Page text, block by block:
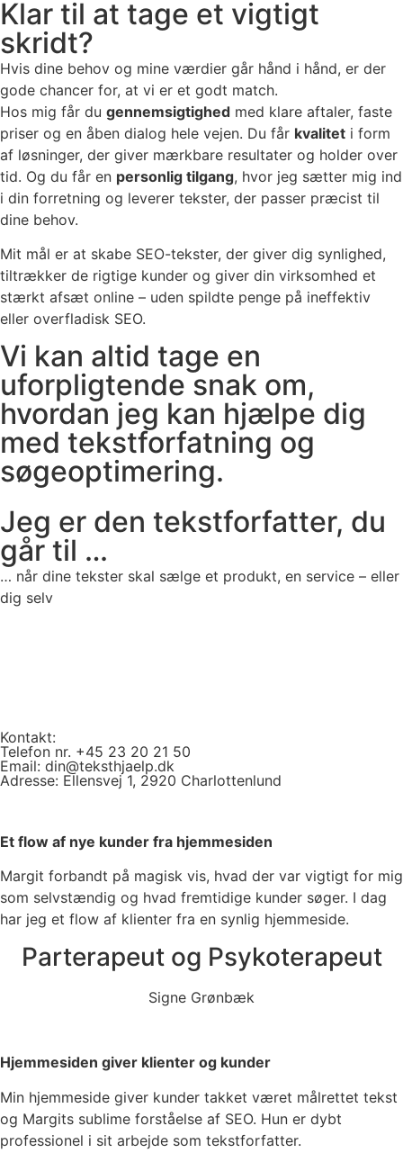
Klar til at tage et vigtigt
skridt?
Hvis dine behov og mine værdier går hånd i hånd, er der
gode chancer for, at vi er et godt match.
Hos mig får du gennemsigtighed med klare aftaler, faste
priser og en åben dialog hele vejen. Du får kvalitet i form
af løsninger, der giver mærkbare resultater og holder over
tid. Og du får en personlig tilgang, hvor jeg sætter mig ind
i din forretning og leverer tekster, der passer præcist til
dine behov.
Mit mål er at skabe SEO-tekster, der giver dig synlighed,
tiltrækker de rigtige kunder og giver din virksomhed et
stærkt afsæt online – uden spildte penge på ineffektiv
eller overfladisk SEO.
Vi kan altid tage en
uforpligtende snak om,
hvordan jeg kan hjælpe dig
med tekstforfatning og
søgeoptimering.
Jeg er den tekstforfatter, du
går til …
… når dine tekster skal sælge et produkt, en service – eller
dig selv
Kontakt:
Telefon nr. +45 23 20 21 50
Email: din@teksthjaelp.dk
Adresse: Ellensvej 1, 2920 Charlottenlund
Et flow af nye kunder fra hjemmesiden
Margit forbandt på magisk vis, hvad der var vigtigt for mig
som selvstændig og hvad fremtidige kunder søger. I dag
har jeg et flow af klienter fra en synlig hjemmeside.
Parterapeut og Psykoterapeut
Signe Grønbæk
Hjemmesiden giver klienter og kunder
Min hjemmeside giver kunder takket været målrettet tekst
og Margits sublime forståelse af SEO. Hun er dybt
professionel i sit arbejde som tekstforfatter.